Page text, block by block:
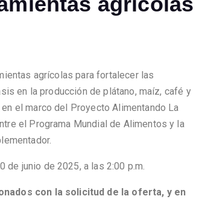
agrícolas para fortalecer las
en la producción de plátano, maíz, café y
el marco del Proyecto Alimentando La
el Programa Mundial de Alimentos y la
junio de 2025, a las 2:00 p.m.
con la solicitud de la oferta, y en